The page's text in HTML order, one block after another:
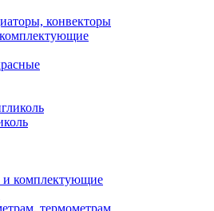
конвекторы
комплектующие
термометрам